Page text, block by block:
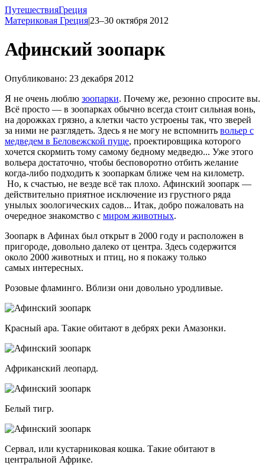
ПутешествияГреция
Материковая Греция|23–30 октября 2012
Афинский зоопарк
Опубликовано: 23 декабря 2012
Я не очень люблю зоопарки. Почему же, резонно спросите вы.
Всё просто — в зоопарках обычно всегда стоит сильная вонь,
на дорожках грязно, а клетки часто устроены так, что зверей
за ними не разглядеть. Здесь я не могу не вспомнить вольер с
медведем в Беловежской пуще, проектировщика которого
хочется скормить тому самому бедному медведю... Уже этого
вольера достаточно, чтобы бесповоротно отбить желание
когда-либо подходить к зоопаркам ближе чем на километр.
Но, к счастью, не везде всё так плохо. Афинский зоопарк —
действительно приятное исключение из грустного ряда
унылых зоологических садов... Итак, добро пожаловать на
очередное знакомство с миром животных.
Зоопарк в Афинах был открыт в 2000 году и расположен в
пригороде, довольно далеко от центра. Здесь содержится
около 2000 животных и птиц, но я покажу только
самых интересных.
Розовые фламинго. Вблизи они довольно уродливые.
Красный ара. Такие обитают в дебрях реки Амазонки.
Африканский леопард.
Белый тигр.
Сервал, или кустарниковая кошка. Такие обитают в
центральной Африке.